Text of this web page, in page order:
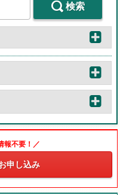
検索
報不要！／
申し込み